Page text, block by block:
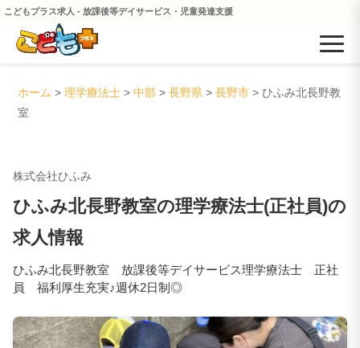
こどもプラス求人 - 放課後等デイサービス・児童発達支援
ホーム > 理学療法士> 中部> 長野県 > 長野市> ひふみ北長野教
室
株式会社ひふみ
ひふみ北長野教室の理学療法士(正社員)の
求人情報
ひふみ北長野教室 放課後等デイサービス理学療法士 正社
員 福利厚生充実♪週休2日制◎